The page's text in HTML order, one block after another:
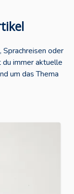
oder
immer aktuelle
um das Thema